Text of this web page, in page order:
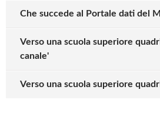
Che succede al Portale dati del
Verso una scuola superiore
canale'
Verso una scuola superiore
Solo gli utenti registrati